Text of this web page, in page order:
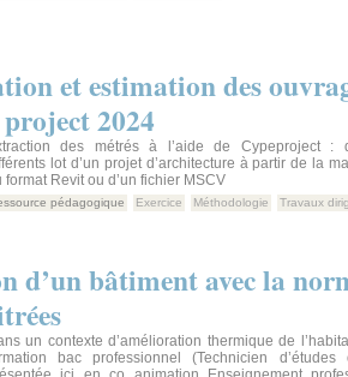
et estimation des
2024
des métrés à l’aide de Cypeproject :
lot d’un projet d’architecture à partir de la
format Revit ou d’un fichier MSCV
pédagogique Exercice Méthodologie Travaux
d’un bâtiment avec la
un contexte d’amélioration thermique de
bac professionnel (Technicien